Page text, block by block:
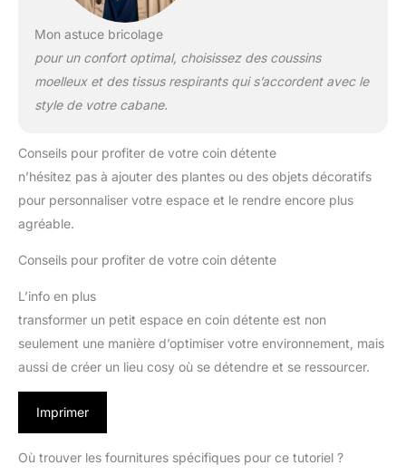
Mon astuce bricolage
pour un confort optimal, choisissez des coussins
moelleux et des tissus respirants qui s’accordent avec le
style de votre cabane.
Conseils pour profiter de votre coin détente
n’hésitez pas à ajouter des plantes ou des objets décoratifs
pour personnaliser votre espace et le rendre encore plus
agréable.
Conseils pour profiter de votre coin détente
L’info en plus
transformer un petit espace en coin détente est non
seulement une manière d’optimiser votre environnement, mais
aussi de créer un lieu cosy où se détendre et se ressourcer.
Imprimer
Où trouver les fournitures spécifiques pour ce tutoriel ?